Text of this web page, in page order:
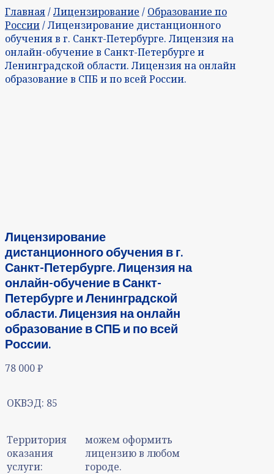
Главная/Лицензирование / Образование по
России/ Лицензирование дистанционного
обучения в г. Санкт-Петербурге. Лицензия на
онлайн-обучение в Санкт-Петербурге и
Ленинградской области. Лицензия на онлайн
образование в СПБ и по всей России.
Лицензирование
дистанционного обучения в г.
Санкт-Петербурге. Лицензия на
онлайн-обучение в Санкт-
Петербурге и Ленинградской
области. Лицензия на онлайн
образование в СПБ и по всей
России.
78 000₽
ОКВЭД: 85
Территория
оказания
услуги:
можем оформить
лицензию в любом
городе.